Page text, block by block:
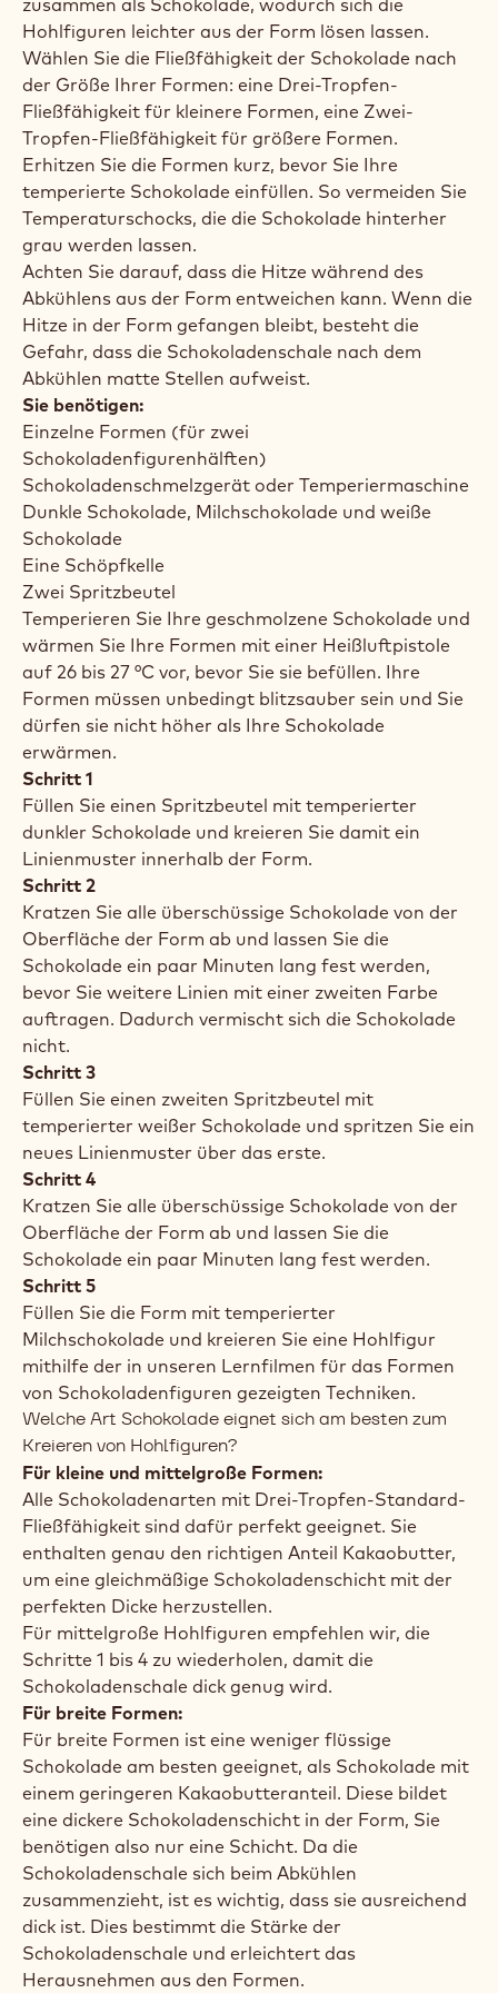
Mit dieser unkomplizierten Linienmethode lernen
Sie, wie Sie Schokoladenfiguren mit einem
unverwechselbaren Linienmuster mit drei
verschiedenen Schokoladensorten verzieren.
GUT ZU WISSEN
Was müssen Sie beim Herstellen von Hohlfiguren
beachten?
Verwenden Sie Polykarbonatformen. Diese sorgen
für höchsten Glanz und ziehen sich langsamer
zusammen als Schokolade, wodurch sich die
Hohlfiguren leichter aus der Form lösen lassen.
Wählen Sie die Fließfähigkeit der Schokolade nach
der Größe Ihrer Formen: eine Drei-Tropfen-
Fließfähigkeit für kleinere Formen, eine Zwei-
Tropfen-Fließfähigkeit für größere Formen.
Erhitzen Sie die Formen kurz, bevor Sie Ihre
temperierte Schokolade einfüllen. So vermeiden Sie
Temperaturschocks, die die Schokolade hinterher
grau werden lassen.
Achten Sie darauf, dass die Hitze während des
Abkühlens aus der Form entweichen kann. Wenn die
Hitze in der Form gefangen bleibt, besteht die
Gefahr, dass die Schokoladenschale nach dem
Abkühlen matte Stellen aufweist.
Sie benötigen:
Einzelne Formen (für zwei
Schokoladenfigurenhälften)
Schokoladenschmelzgerät oder Temperiermaschine
Dunkle Schokolade, Milchschokolade und weiße
Schokolade
Eine Schöpfkelle
Zwei Spritzbeutel
Temperieren Sie Ihre geschmolzene Schokolade und
wärmen Sie Ihre Formen mit einer Heißluftpistole
auf 26 bis 27 °C vor, bevor Sie sie befüllen. Ihre
Formen müssen unbedingt blitzsauber sein und Sie
dürfen sie nicht höher als Ihre Schokolade
erwärmen.
Schritt 1
Füllen Sie einen Spritzbeutel mit temperierter
dunkler Schokolade und kreieren Sie damit ein
Linienmuster innerhalb der Form.
Schritt 2
Kratzen Sie alle überschüssige Schokolade von der
Oberfläche der Form ab und lassen Sie die
Schokolade ein paar Minuten lang fest werden,
bevor Sie weitere Linien mit einer zweiten Farbe
auftragen. Dadurch vermischt sich die Schokolade
nicht.
Schritt 3
Füllen Sie einen zweiten Spritzbeutel mit
temperierter weißer Schokolade und spritzen Sie ein
neues Linienmuster über das erste.
Kratzen Sie alle überschüssige Schokolade von der
Oberfläche der Form ab und lassen Sie die
Schokolade ein paar Minuten lang fest werden.
Schritt 5
Füllen Sie die Form mit temperierter
Milchschokolade und kreieren Sie eine Hohlfigur
mithilfe der in unseren Lernfilmen für das Formen
von Schokoladenfiguren gezeigten Techniken.
Welche Art Schokolade eignet sich am besten zum
Kreieren von Hohlfiguren?
Für kleine und mittelgroße Formen:
Alle Schokoladenarten mit Drei-Tropfen-Standard-
Fließfähigkeit sind dafür perfekt geeignet. Sie
enthalten genau den richtigen Anteil Kakaobutter,
um eine gleichmäßige Schokoladenschicht mit der
perfekten Dicke herzustellen.
Für mittelgroße Hohlfiguren empfehlen wir, die
Schritte 1 bis 4 zu wiederholen, damit die
Schokoladenschale dick genug wird.